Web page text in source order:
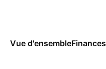
Vue d'ensembleFinances